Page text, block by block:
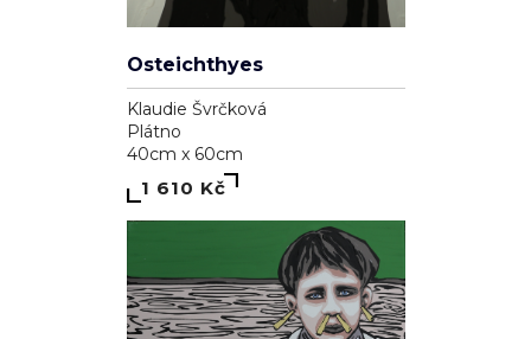
Osteichthyes
Klaudie Švrčková
Plátno
40cm x 60cm
1 610 Kč